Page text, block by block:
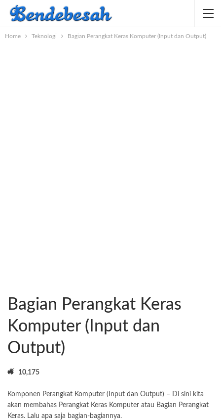
Home Teknologi Bagian Perangkat Keras Komputer (Input dan Output)
Bagian Perangkat Keras
Komputer (Input dan
Output)
10,175
Komponen Perangkat Komputer (Input dan Output) – Di sini kita
akan membahas Perangkat Keras Komputer atau Bagian Perangkat
Keras. Lalu apa saja bagian-bagiannya.